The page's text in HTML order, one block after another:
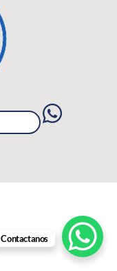
Contactanos